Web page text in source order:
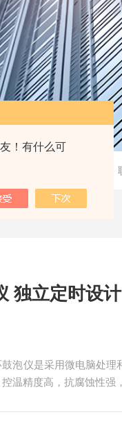
！有什么可
独立定时设计
泡仪是采用微电脑处理
温精度高，抗腐蚀性